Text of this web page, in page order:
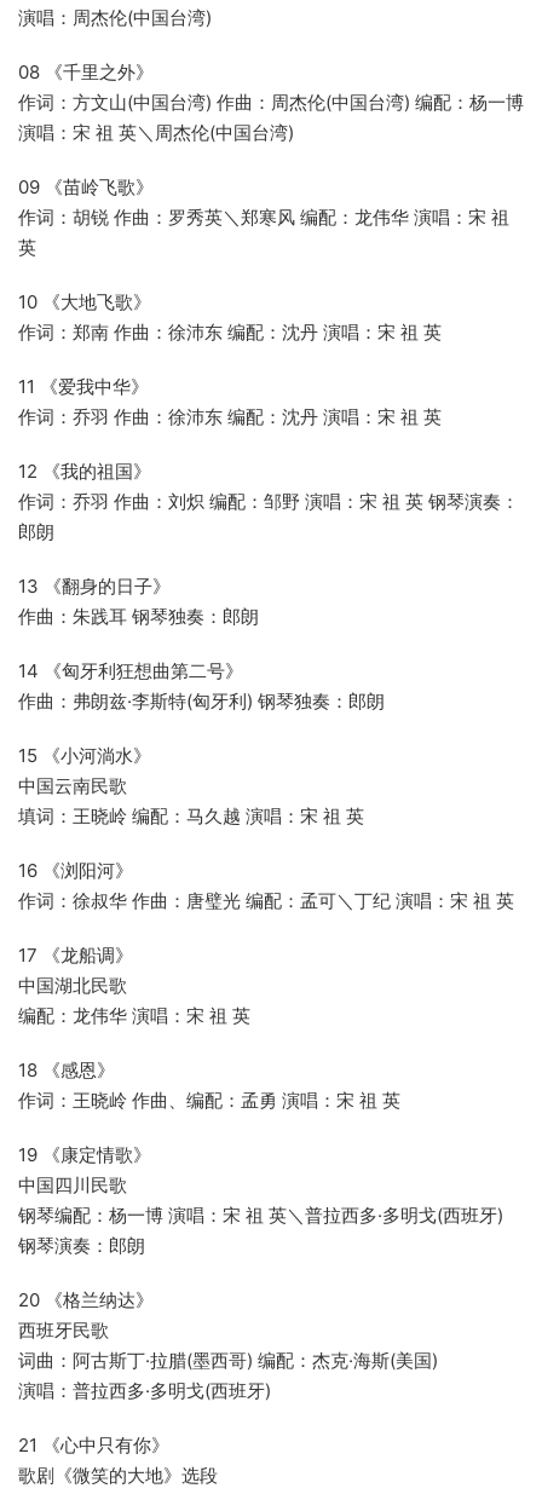
演唱：周杰伦(中国台湾)
08 《千里之外》
作词：方文山(中国台湾) 作曲：周杰伦(中国台湾) 编配：杨一博
演唱：宋 祖 英＼周杰伦(中国台湾)
09 《苗岭飞歌》
作词：胡锐 作曲：罗秀英＼郑寒风 编配：龙伟华 演唱：宋 祖
英
10 《大地飞歌》
作词：郑南 作曲：徐沛东 编配：沈丹 演唱：宋 祖 英
11 《爱我中华》
作词：乔羽 作曲：徐沛东 编配：沈丹 演唱：宋 祖 英
12 《我的祖国》
作词：乔羽 作曲：刘炽 编配：邹野 演唱：宋 祖 英 钢琴演奏：
郎朗
13 《翻身的日子》
作曲：朱践耳 钢琴独奏：郎朗
14 《匈牙利狂想曲第二号》
作曲：弗朗兹·李斯特(匈牙利) 钢琴独奏：郎朗
15 《小河淌水》
中国云南民歌
填词：王晓岭 编配：马久越 演唱：宋 祖 英
16 《浏阳河》
作词：徐叔华 作曲：唐璧光 编配：孟可＼丁纪 演唱：宋 祖 英
17 《龙船调》
中国湖北民歌
编配：龙伟华 演唱：宋 祖 英
18 《感恩》
作词：王晓岭 作曲、编配：孟勇 演唱：宋 祖 英
19 《康定情歌》
中国四川民歌
钢琴编配：杨一博 演唱：宋 祖 英＼普拉西多·多明戈(西班牙)
钢琴演奏：郎朗
20 《格兰纳达》
西班牙民歌
词曲：阿古斯丁·拉腊(墨西哥) 编配：杰克·海斯(美国)
演唱：普拉西多·多明戈(西班牙)
21 《心中只有你》
歌剧《微笑的大地》选段